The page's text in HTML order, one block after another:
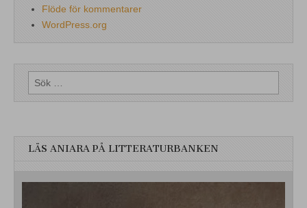
Flöde för kommentarer
WordPress.org
Sök
efter:
LÄS ANIARA PÅ LITTERATURBANKEN